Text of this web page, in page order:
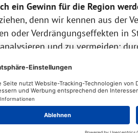
ein Gewinn für die Region
denn wir kennen aus der
oder Verdrängungseffekten in
und zu vermeiden:
und durch verbindliche
Mobilität oder
„übergestülpt“ werden,
so wichtig: Er sorgt dafür,
und Bürger ihre Stimme